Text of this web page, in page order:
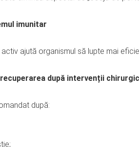
imunitar
ajută organismul să lupte mai
după intervenții
după: